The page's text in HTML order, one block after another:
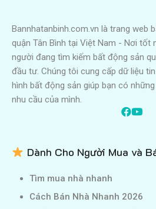
Bannhatanbinh.com.vn là trang web
quận Tân Bình tại Việt Nam - Nơi tốt
người đang tìm kiếm bất động sản
đầu tư. Chúng tôi cung cấp dữ liệu
hình bất động sản giúp bạn có
nhu cầu của mình.
Dành Cho Người Mua và
Tìm mua nhà nhanh
Cách Bán Nhà Nhanh 2026